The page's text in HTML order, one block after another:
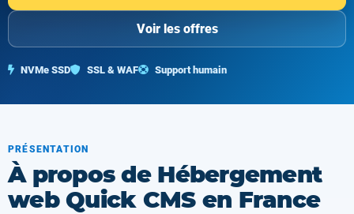
Voir les offres
NVMe SSD SSL & WAF Support humain
PRÉSENTATION
À propos de Hébergement
web Quick CMS en France